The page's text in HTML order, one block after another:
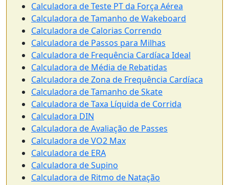
Calculadora de Teste PT da Força Aérea
Calculadora de Tamanho de Wakeboard
Calculadora de Calorias Correndo
Calculadora de Passos para Milhas
Calculadora de Frequência Cardíaca Ideal
Calculadora de Média de Rebatidas
Calculadora de Zona de Frequência Cardíaca
Calculadora de Tamanho de Skate
Calculadora de Taxa Líquida de Corrida
Calculadora DIN
Calculadora de Avaliação de Passes
Calculadora de VO2 Max
Calculadora de ERA
Calculadora de Supino
Calculadora de Ritmo de Natação